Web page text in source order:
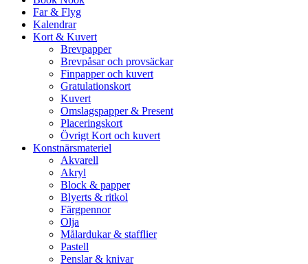
Far & Flyg
Kalendrar
Kort & Kuvert
Brevpapper
Brevpåsar och provsäckar
Finpapper och kuvert
Gratulationskort
Kuvert
Omslagspapper & Present
Placeringskort
Övrigt Kort och kuvert
Konstnärsmateriel
Akvarell
Akryl
Block & papper
Blyerts & ritkol
Färgpennor
Olja
Målardukar & stafflier
Pastell
Penslar & knivar